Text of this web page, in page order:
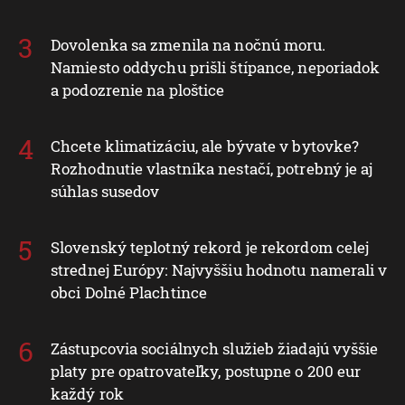
Dovolenka sa zmenila na nočnú moru.
Namiesto oddychu prišli štípance, neporiadok
a podozrenie na ploštice
Chcete klimatizáciu, ale bývate v bytovke?
Rozhodnutie vlastníka nestačí, potrebný je aj
súhlas susedov
Slovenský teplotný rekord je rekordom celej
strednej Európy: Najvyššiu hodnotu namerali v
obci Dolné Plachtince
Zástupcovia sociálnych služieb žiadajú vyššie
platy pre opatrovateľky, postupne o 200 eur
každý rok